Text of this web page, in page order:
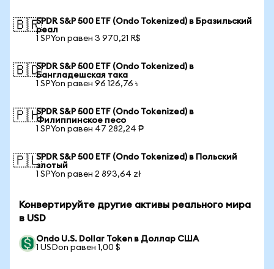
🇧🇷SPDR S&P 500 ETF (Ondo Tokenized) в Бразильский
реал
1 SPYon равен 3 970,21 R$
🇧🇩SPDR S&P 500 ETF (Ondo Tokenized) в
Бангладешская така
1 SPYon равен 96 126,76 ৳
🇵🇭SPDR S&P 500 ETF (Ondo Tokenized) в
Филиппинское песо
1 SPYon равен 47 282,24 ₱
🇵🇱SPDR S&P 500 ETF (Ondo Tokenized) в Польский
злотый
1 SPYon равен 2 893,64 zł
Конвертируйте другие активы реального мира
в USD
Ondo U.S. Dollar Token в Доллар США
1 USDon равен 1,00 $